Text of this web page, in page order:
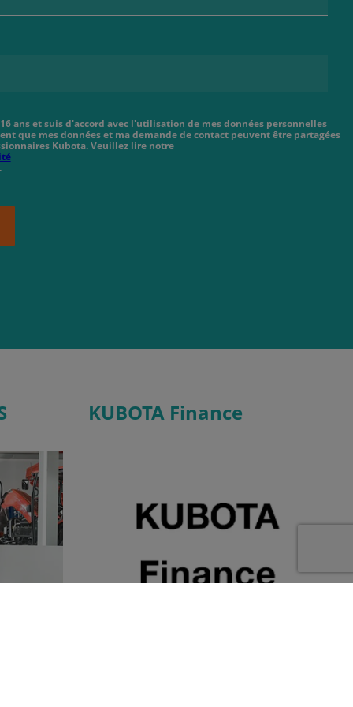
ans et suis d'accord avec l'utilisation de mes données personnelles
que mes données et ma demande de contact peuvent être partagées
Kubota. Veuillez lire notre
KUBOTA Finance